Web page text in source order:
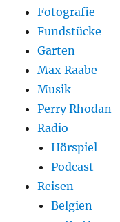
Fotografie
Fundstücke
Garten
Max Raabe
Musik
Perry Rhodan
Radio
Hörspiel
Podcast
Reisen
Belgien